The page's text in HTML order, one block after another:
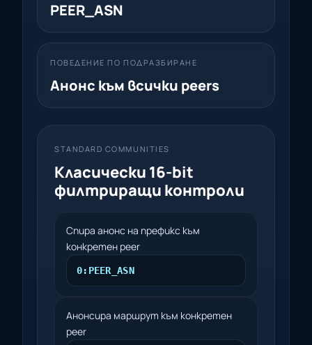
PEER_ASN
ПОВЕДЕНИЕ ПО ПОДРАЗБИРАНЕ
Анонс към всички peers
STANDARD COMMUNITIES
Класически 16-bit
филтриращи контроли
Спира анонс на префикс към
конкретен peer
0:PEER_ASN
Анонсира маршрут към конкретен
peer